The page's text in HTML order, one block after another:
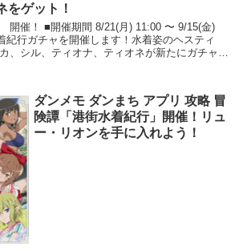
をゲット！
) 11:00 〜 9/15(金)
紀行ガチャを開催します！水着姿のヘスティ
、シル、ティオナ、ティオネが新たにガチャに
ダンメモ ダンまち アプリ 攻略 冒
険譚「港街水着紀行」開催！リュ
ー・リオンを手に入れよう！